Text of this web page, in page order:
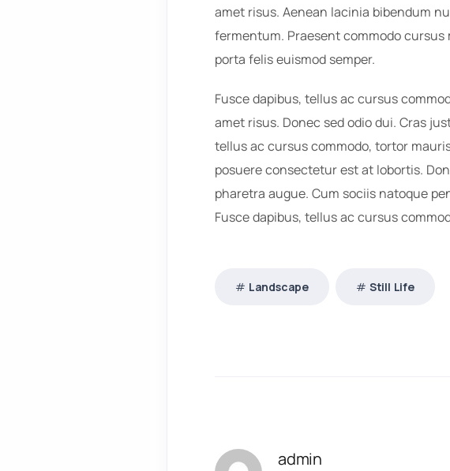
amet risus. Aenean lacinia bibendum
fermentum. Praesent commodo
porta felis euismod semper.
Fusce dapibus, tellus ac cursus
amet risus. Donec sed odio dui. Cras
tellus ac cursus commodo, tortor
posuere consectetur est at lobortis.
pharetra augue. Cum sociis natoque
Fusce dapibus, tellus ac cursus
Landscape Still Life
admin